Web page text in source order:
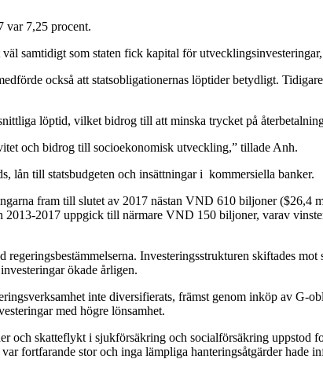
var 7,25 procent.
samtidigt som staten fick kapital för
också att statsobligationernas löptider betydligt.
löptid, vilket bidrog till att minska trycket på
och bidrog till socioekonomisk utveckling,” tillade Anh.
lån till statsbudgeten och insättningar i kommersiella banker.
fram till slutet av 2017 nästan VND 610 biljoner
2013-2017 uppgick till närmare VND 150 biljoner, varav
Investeringsstrukturen skiftades
ökade årligen.
inte diversifierats, främst genom inköp av G-
med högre lönsamhet.
och skatteflykt i sjukförsäkring och socialförsäkring uppstod
fortfarande stor och inga lämpliga hanteringsåtgärder hade